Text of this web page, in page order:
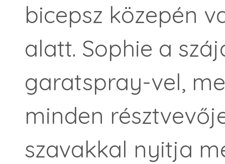
bicepsz kö­zepén
alatt. Sophie a
garatspray-vel,
minden
szavakkal nyitja